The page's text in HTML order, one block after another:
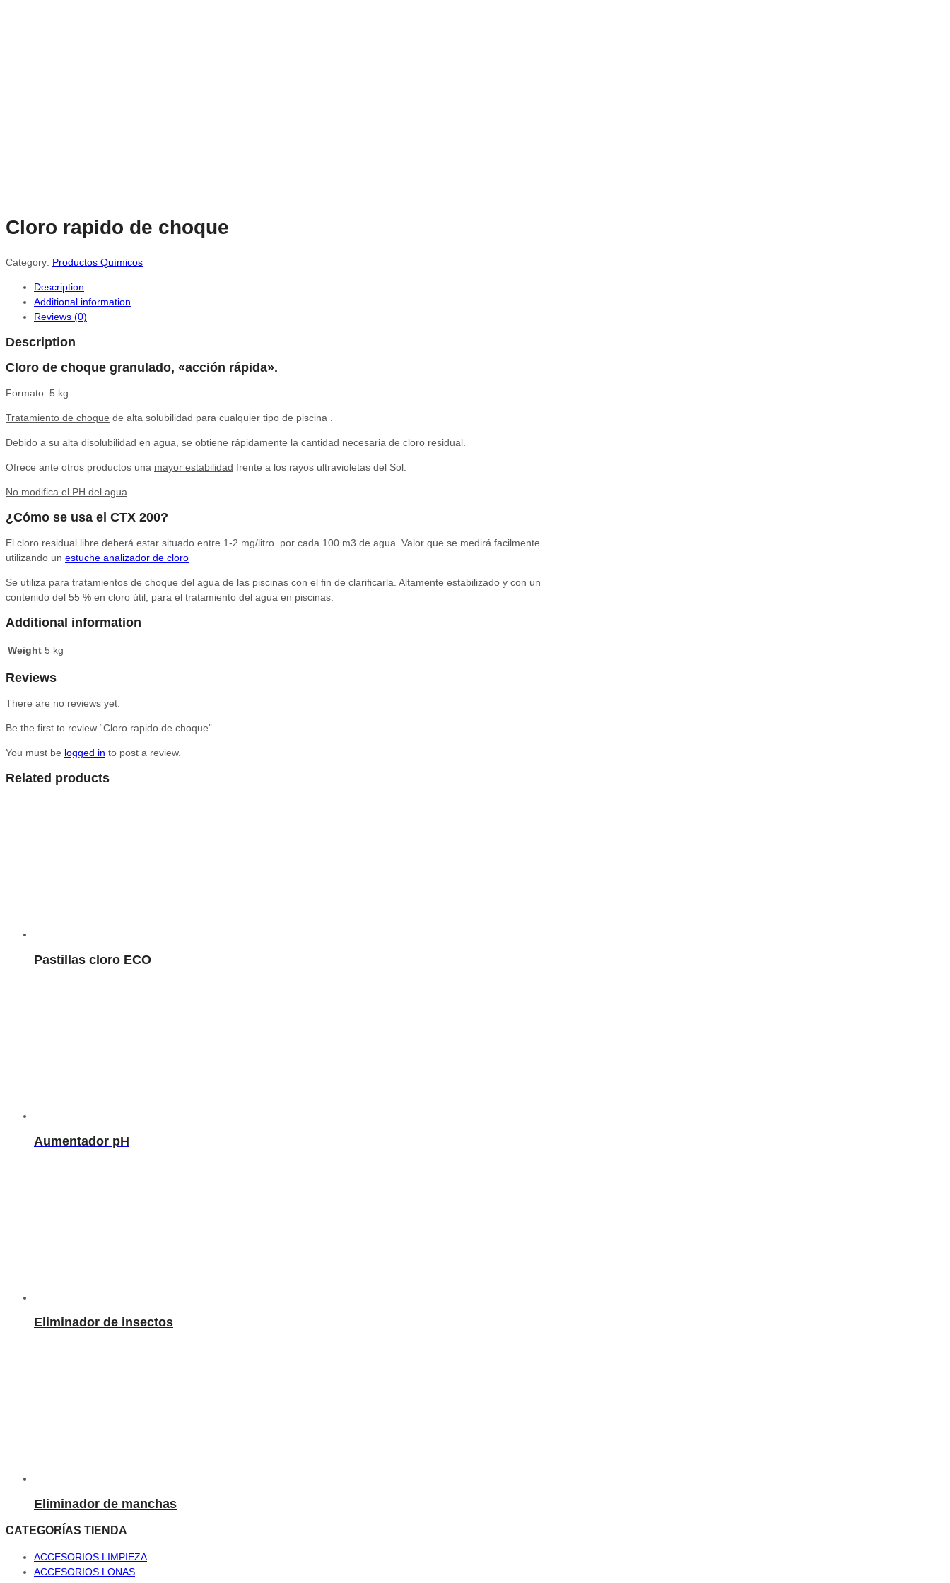
Cloro rapido de choque
Category: Productos Químicos
Description
Additional information
Reviews (0)
Description
Cloro de choque granulado, «acción rápida».
Formato: 5 kg.
Tratamiento de choque de alta solubilidad para cualquier tipo de piscina .
Debido a su alta disolubilidad en agua, se obtiene rápidamente la cantidad necesaria de cloro residual.
Ofrece ante otros productos una mayor estabilidad frente a los rayos ultravioletas del Sol.
No modifica el PH del agua
¿Cómo se usa el CTX 200?
El cloro residual libre deberá estar situado entre 1-2 mg/litro. por cada 100 m3 de agua. Valor que se medirá facilmente
utilizando un estuche analizador de cloro
Se utiliza para tratamientos de choque del agua de las piscinas con el fin de clarificarla. Altamente estabilizado y con un
contenido del 55 % en cloro útil, para el tratamiento del agua en piscinas.
Additional information
Weight 5 kg
Reviews
There are no reviews yet.
Be the first to review “Cloro rapido de choque”
You must be logged in to post a review.
Related products
Pastillas cloro ECO
Aumentador pH
Eliminador de insectos
Eliminador de manchas
CATEGORÍAS TIENDA
ACCESORIOS LIMPIEZA
ACCESORIOS LONAS